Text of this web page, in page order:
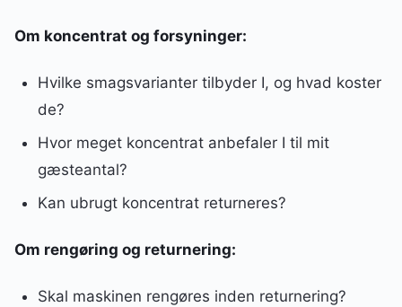
Om koncentrat og forsyninger:
Hvilke smagsvarianter tilbyder I, og hvad koster
de?
Hvor meget koncentrat anbefaler I til mit
gæsteantal?
Kan ubrugt koncentrat returneres?
Om rengøring og returnering:
Skal maskinen rengøres inden returnering?